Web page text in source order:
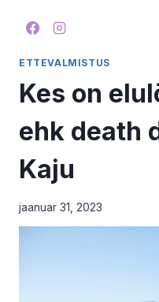
ETTEVALMISTUS
Kes on
ehk death
Kaju
jaanuar 31, 2023